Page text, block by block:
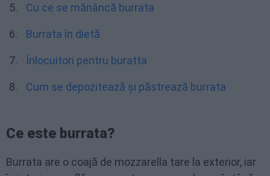
Cu ce se mănâncă burrata
Burrata în dietă
Înlocuitori pentru buratta
Cum se depozitează și păstrează burrata
Ce este burrata?
Burrata are o coajă de mozzarella tare la exterior, iar